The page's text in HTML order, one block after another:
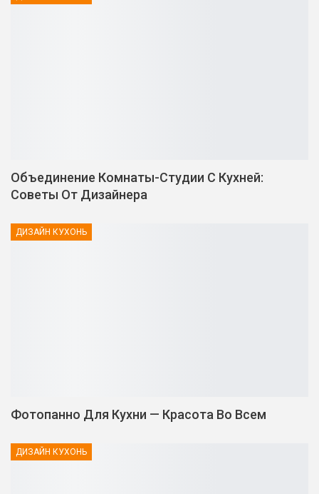
Объединение Комнаты-Студии С Кухней:
Советы От Дизайнера
ДИЗАЙН КУХОНЬ
Фотопанно Для Кухни — Красота Во Всем
ДИЗАЙН КУХОНЬ